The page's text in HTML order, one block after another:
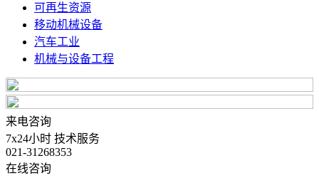
可再生资源
移动机械设备
汽车工业
机械与设备工程
来电咨询
7x24小时 技术服务
021-31268353
在线咨询